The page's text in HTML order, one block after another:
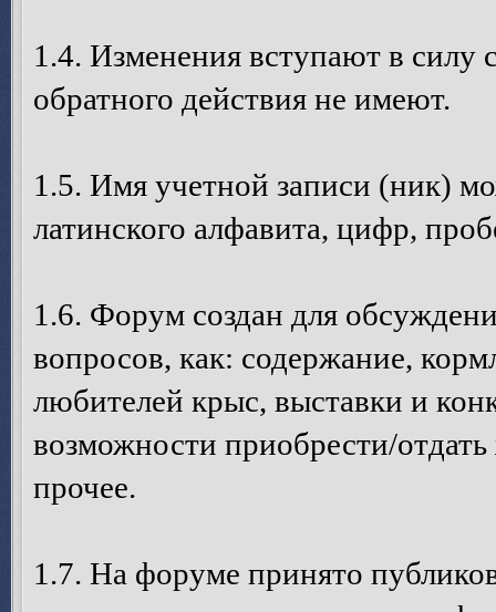
1.4. Изменения вступают в силу
обратного действия не имеют.
1.5. Имя учетной записи (ник)
латинского алфавита, цифр,
1.6. Форум создан для
вопросов, как: содержание,
любителей крыс, выставки и
возможности приобрести/
прочее.
1.7. На форуме принято